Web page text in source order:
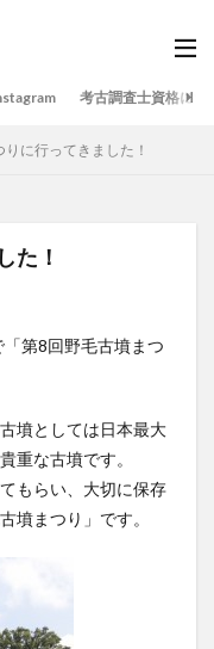
考古調査士資格につ
りに行ってきました！
た！
第8回野毛古墳まつ
墳としては日本最大
重な古墳です。
もらい、大切に保存
墳まつり」です。